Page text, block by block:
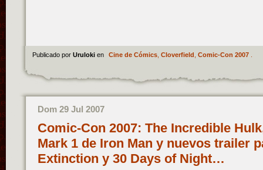
Publicado por Uruloki en Cine de Cómics, Cloverfield Comic-Con 2007.
Dom 29 Jul 2007
Comic-Con 2007: The Incredible
Mark 1 de Iron Man y nuevos trailer
Extinction y 30 Days of Night…